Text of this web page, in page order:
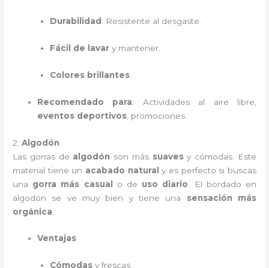
Durabilidad : Resistente al desgaste.
Fácil de lavary mantener.
Colores brillantes.
Recomendado para: Actividades al aire libre,
eventos deportivos , promociones.
2.Algodón
Las gorras de algodón son más suavesy cómodas. Este
material tiene un acabado natural y es perfecto si buscas
una gorra más casual o de uso diario . El bordado en
algodón se ve muy bien y tiene una sensación más
orgánica
Ventajas:
Cómodasy frescas.